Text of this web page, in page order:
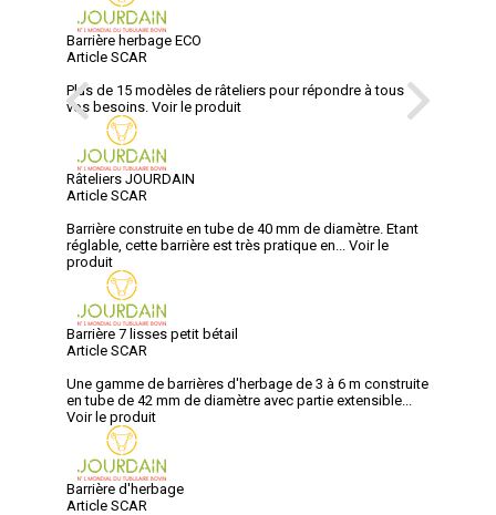
Barrière herbage ECO
Article SCAR
Plus de 15 modèles de râteliers pour répondre à tous
vos besoins. Voir le produit
Râteliers JOURDAIN
Article SCAR
Barrière construite en tube de 40 mm de diamètre. Etant
réglable, cette barrière est très pratique en...
Voir le
produit
Barrière 7 lisses petit bétail
Article SCAR
Une gamme de barrières d'herbage de 3 à 6 m construite
en tube de 42 mm de diamètre avec partie extensible...
Voir le produit
Barrière d'herbage
Article SCAR